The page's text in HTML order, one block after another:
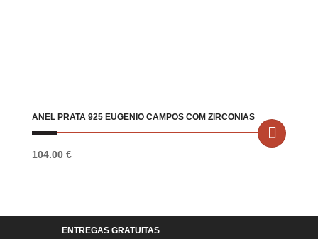
ANEL PRATA 925 EUGENIO CAMPOS COM ZIRCONIAS
104.00 €
ENTREGAS GRATUITAS